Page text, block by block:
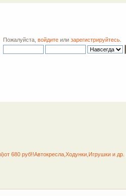
Пожалуйста,войдите илизарегистрируйтесь
680 руб!!Автокресла,Ходунки,Игрушки и др.